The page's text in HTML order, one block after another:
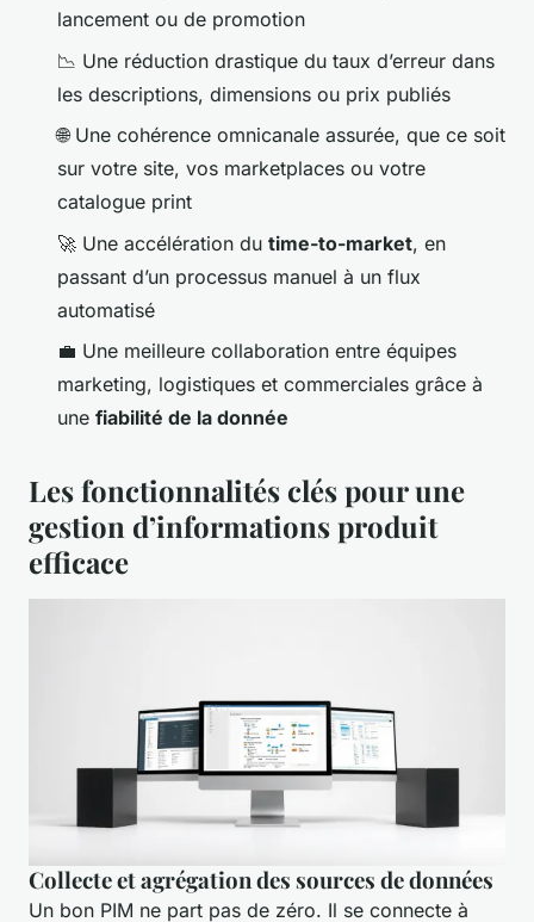
lancement ou de promotion
📉 Une réduction drastique du taux d’erreur dans
les descriptions, dimensions ou prix publiés
🌐 Une cohérence omnicanale assurée, que ce soit
sur votre site, vos marketplaces ou votre
catalogue print
🚀 Une accélération du time-to-market, en
passant d’un processus manuel à un flux
automatisé
💼 Une meilleure collaboration entre équipes
marketing, logistiques et commerciales grâce à
une fiabilité de la donnée
Les fonctionnalités clés pour une
gestion d’informations produit
efficace
Collecte et agrégation des sources de données
Un bon PIM ne part pas de zéro. Il se connecte à